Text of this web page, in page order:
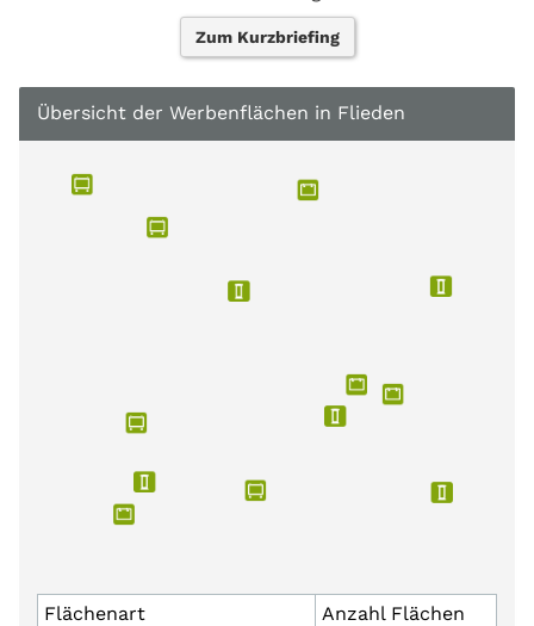
Zum Kurzbriefing
Übersicht der Werbenflächen in Flieden
Flächenart
Anzahl Flächen